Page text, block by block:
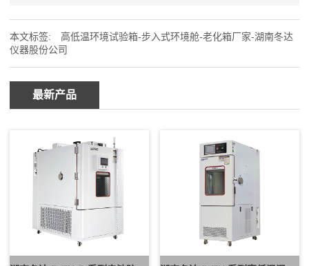
本文标签:
高低温环境试验箱-步入式环境舱-老化箱厂家-湖南冬达
仪器股份公司
最新产品